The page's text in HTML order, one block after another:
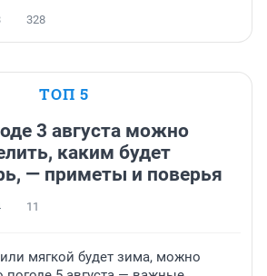
328
ТОП 5
3 августа можно
каким будет
— приметы и поверья
11
мягкой будет зима, можно